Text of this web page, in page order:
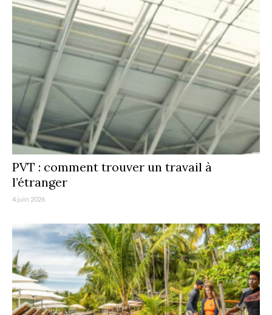
PVT : comment trouver un travail à
l’étranger
4 juin 2026